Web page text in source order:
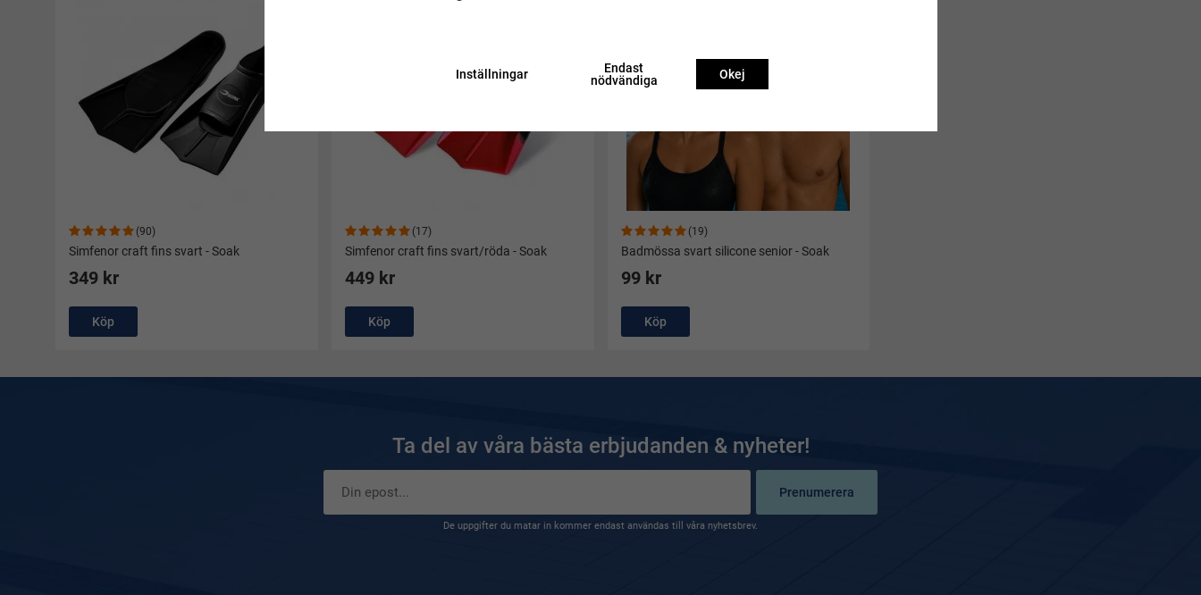
(90)
Simfenor craft fins svart - Soak
349 kr
Köp
(17)
Simfenor craft fins svart/röda - Soak
449 kr
Köp
(19)
Badmössa svart silicone senior - Soak
99 kr
Köp
Ta del av våra bästa erbjudanden & nyheter!
Prenumerera
De uppgifter du matar in kommer endast användas till våra nyhetsbrev.
Inställningar
Endast
nödvändiga
Okej